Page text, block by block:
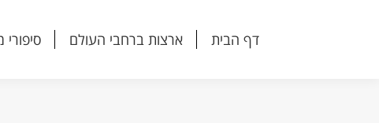
דף הבית ארצות ברחבי העולם